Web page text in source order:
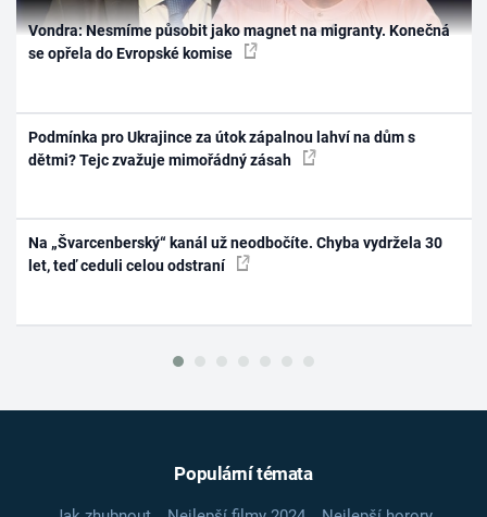
Vondra: Nesmíme působit jako magnet na migranty. Konečná
se opřela do Evropské komise
Podmínka pro Ukrajince za útok zápalnou lahví na dům s
dětmi? Tejc zvažuje mimořádný zásah
Na „Švarcenberský“ kanál už neodbočíte. Chyba vydržela 30
let, teď ceduli celou odstraní
Populární témata